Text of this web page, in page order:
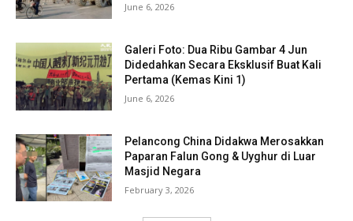
June 6, 2026
Galeri Foto: Dua Ribu Gambar 4 Jun
Didedahkan Secara Eksklusif Buat Kali
Pertama (Kemas Kini 1)
June 6, 2026
Pelancong China Didakwa Merosakkan
Paparan Falun Gong & Uyghur di Luar
Masjid Negara
February 3, 2026